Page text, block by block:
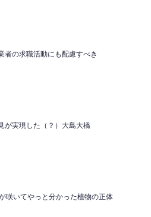
者の求職活動にも配慮すべき
が実現した（？）大島大橋
咲いてやっと分かった植物の正体